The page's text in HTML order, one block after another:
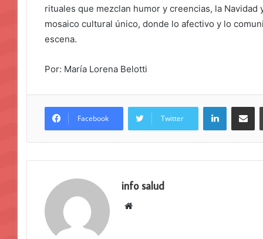
rituales que mezclan humor y creencias, la
mosaico cultural único, donde lo afectivo y lo
escena.
Por: María Lorena Belotti
Facebook Twitter
LinkedIn
info salud
Sitio